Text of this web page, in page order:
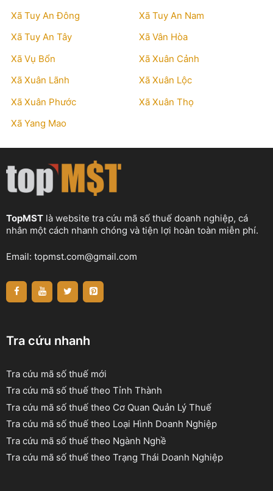
Xã Tuy An Đông
Xã Tuy An Nam
Xã Tuy An Tây
Xã Vân Hòa
Xã Vụ Bổn
Xã Xuân Cảnh
Xã Xuân Lãnh
Xã Xuân Lộc
Xã Xuân Phước
Xã Xuân Thọ
Xã Yang Mao
TopMST là website tra cứu mã số thuế doanh nghiệp, cá
nhân một cách nhanh chóng và tiện lợi hoàn toàn miễn phí.
Email: topmst.com@gmail.com
Tra cứu nhanh
Tra cứu mã số thuế mới
Tra cứu mã số thuế theo Tỉnh Thành
Tra cứu mã số thuế theo Cơ Quan Quản Lý Thuế
Tra cứu mã số thuế theo Loại Hình Doanh Nghiệp
Tra cứu mã số thuế theo Ngành Nghề
Tra cứu mã số thuế theo Trạng Thái Doanh Nghiệp